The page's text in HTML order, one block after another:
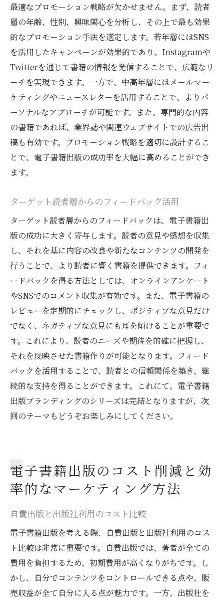
最適なプロモーション戦略が欠かせません。まず、読者
層の年齢、性別、興味関心を分析し、その上で最も効果
的なプロモーション手法を選定します。若年層にはSNS
を活用したキャンペーンが効果的であり、Instagramや
Twitterを通じて書籍の情報を発信することで、広範なリ
ーチを実現できます。一方で、中高年層にはメールマー
ケティングやニュースレターを活用することで、よりパ
ーソナルなアプローチが可能です。また、専門的な内容
の書籍であれば、業界誌や関連ウェブサイトでの広告出
稿も有効です。プロモーション戦略を適切に設計するこ
とで、電子書籍出版の成功率を大幅に高めることができ
ます。
ターゲット読者層からのフィードバック活用
ターゲット読者層からのフィードバックは、電子書籍出
版の成功に大きく寄与します。読者の意見や感想を収集
し、それを基に内容の改良や新たなコンテンツの開発を
行うことで、より読者に響く書籍を提供できます。フィ
ードバックを得る方法としては、オンラインアンケート
やSNSでのコメント収集が有効です。また、電子書籍の
レビューを定期的にチェックし、ポジティブな意見だけ
でなく、ネガティブな意見にも耳を傾けることが重要で
す。これにより、読者のニーズや期待を的確に把握し、
それを反映させた書籍作りが可能となります。フィード
バックを活用することで、読者との信頼関係を築き、継
続的な支持を得ることができます。これにて、電子書籍
出版ブランディングのシリーズは完結となりますが、次
回のテーマもどうぞお楽しみにしてください。
電子書籍出版のコスト削減と効
率的なマーケティング方法
自費出版と出版社利用のコスト比較
電子書籍出版を考える際、自費出版と出版社利用のコス
ト比較は非常に重要です。自費出版では、著者が全ての
費用を負担するため、初期費用が高くなりがちです。し
かし、自分でコンテンツをコントロールできる点や、販
売収益が全て自分に入る点が魅力です。一方、出版社を